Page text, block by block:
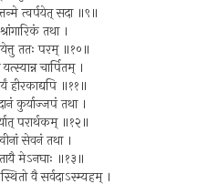
त्वर्पयेत् सदा ॥९॥
तथा ।
ततः परम् ॥१०॥
चार्पितम् ।
हीरकाद्यपि ॥११॥
कुर्याज्जपं तथा ।
परार्थकम् ॥१२॥
सेवनं तथा ।
मेऽनघाः ॥१३॥
वै सर्वदाऽस्म्यहम् ।